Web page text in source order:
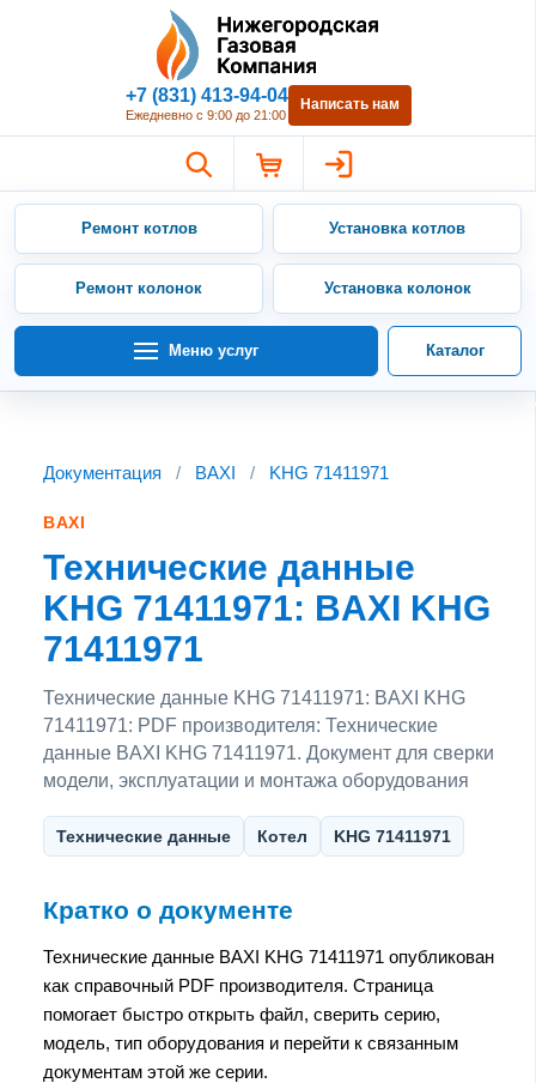
Нижегородская Газовая
+7 (831) 413-94-04
Ежедневно с 9:00 до 21:00
Написать нам
Ремонт котлов Установка котлов
Ремонт колонок Установка колонок
Меню услуг Каталог
Документация / BAXI / KHG 71411971
BAXI
Технические данные
KHG 71411971: BAXI KHG
71411971
Технические данные KHG 71411971: BAXI KHG
71411971: PDF производителя: Технические
данные BAXI KHG 71411971. Документ для сверки
модели, эксплуатации и монтажа оборудования
Технические данные Котел KHG 71411971
Кратко о документе
Технические данные BAXI KHG 71411971 опубликован
как справочный PDF производителя. Страница
помогает быстро открыть файл, сверить серию,
модель, тип оборудования и перейти к связанным
документам этой же серии.